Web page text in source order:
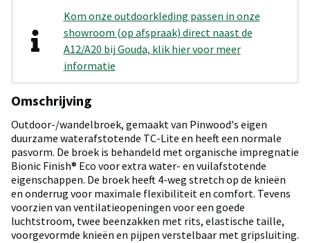
Kom onze outdoorkleding passen in onze
showroom (op afspraak) direct naast de
A12/A20 bij Gouda, klik hier voor meer
informatie
Omschrijving
Outdoor-/wandelbroek, gemaakt van Pinwood's eigen
duurzame waterafstotende TC-Lite en heeft een normale
pasvorm. De broek is behandeld met organische impregnatie
Bionic Finish® Eco voor extra water- en vuilafstotende
eigenschappen. De broek heeft 4-weg stretch op de knieën
en onderrug voor maximale flexibiliteit en comfort. Tevens
voorzien van ventilatieopeningen voor een goede
luchtstroom, twee beenzakken met rits, elastische taille,
voorgevormde knieën en pijpen verstelbaar met gripsluiting.